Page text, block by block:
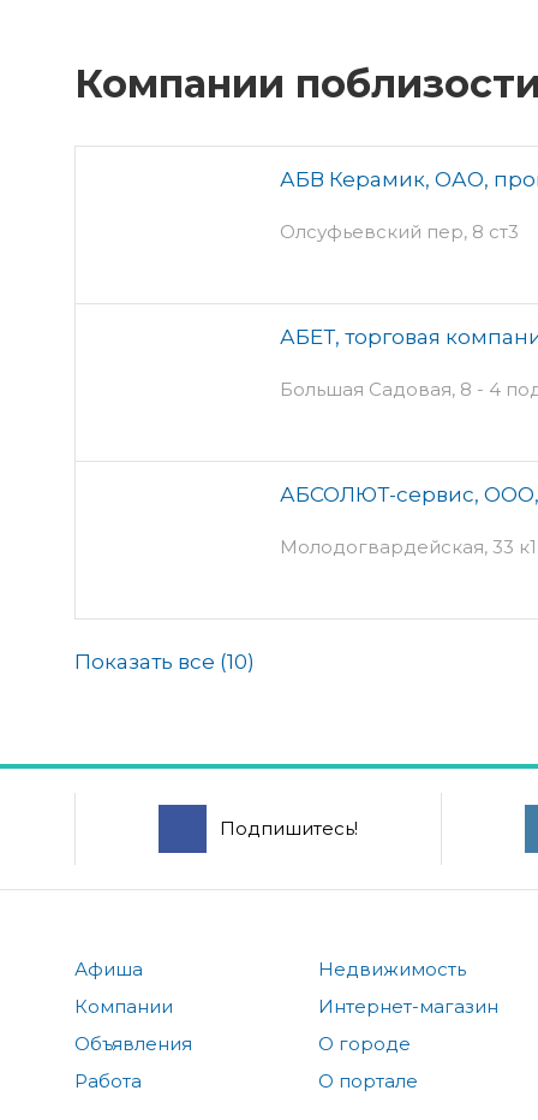
Компании поблизости
АБВ Керамик, ОАО,
Олсуфьевский пер, 8 ст3
АБЕТ, торговая
Большая Садовая, 8 - 4
АБСОЛЮТ-сервис, ООО,
Молодогвардейская, 33
Показать все (10)
Подпишитесь!
Афиша
Компании
Объявления
Работа
Недвижимость
Интернет-магазин
О городе
О портале